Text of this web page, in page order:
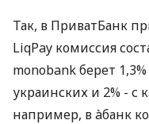
Так, в ПриватБанк
LiqPay комиссия
monobank берет
украинских и 2% - с
например, в àбанк